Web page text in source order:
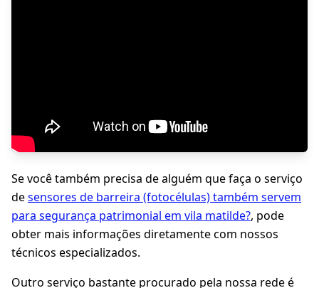
Se você também precisa de alguém que faça o serviço
desensores de barreira (fotocélulas) também servem
para segurança patrimonial em vila matilde?, pode
obter mais informações diretamente com nossos
técnicos especializados.
Outro serviço bastante procurado pela nossa rede é